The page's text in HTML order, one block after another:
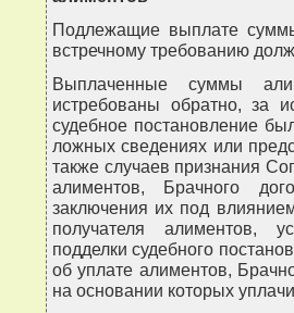
Подлежащие выплате
встречному требованию
Выплаченные суммы
истребованы обратно, за
судебное постановление
ложных сведениях или
также случаев признания
алиментов, Брачного
заключения их под
получателя алиментов,
подделки судебного
об уплате алиментов,
на основании которых